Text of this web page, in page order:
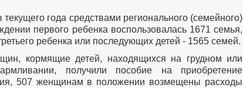
текущего года средствами регионального (семейного)
первого ребенка воспользовалась 1671 семья,
ребенка или последующих детей - 1565 семей.
кормящие детей, находящихся на грудном или
получили пособие на приобретение
507 женщинам в положении возмещены расходы